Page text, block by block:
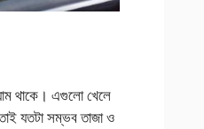
থাকে। এগুলো খেলে
যতটা সম্ভব তাজা ও